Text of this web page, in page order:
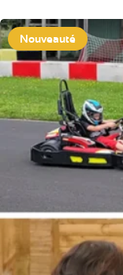
Nouveauté